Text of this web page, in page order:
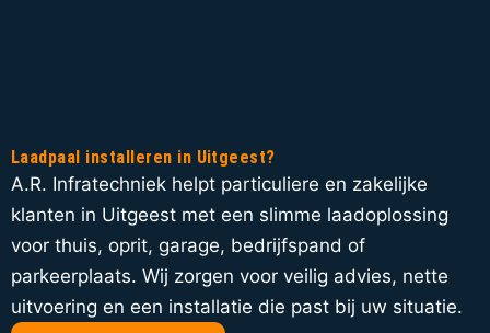
Laadpaal installeren in Uitgeest?
A.R. Infratechniek helpt particuliere en zakelijke
klanten in Uitgeest met een slimme laadoplossing
voor thuis, oprit, garage, bedrijfspand of
parkeerplaats. Wij zorgen voor veilig advies, nette
uitvoering en een installatie die past bij uw situatie.